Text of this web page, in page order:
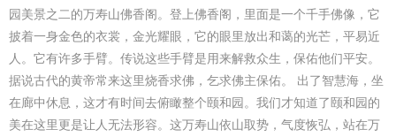
园美景之二的万寿山佛香阁。登上佛香阁，里面是一个千手佛像，它
披着一身金色的衣裳，金光耀眼，它的眼里放出和蔼的光芒，平易近
人。它有许多手臂。传说这些手臂是用来解救众生，保佑他们平安。
据说古代的黄帝常来这里烧香求佛，乞求佛主保佑。 出了智慧海，坐
在廊中休息，这才有时间去俯瞰整个颐和园。我们才知道了颐和园的
美在这里更是让人无法形容。这万寿山依山取势，气度恢弘，站在万